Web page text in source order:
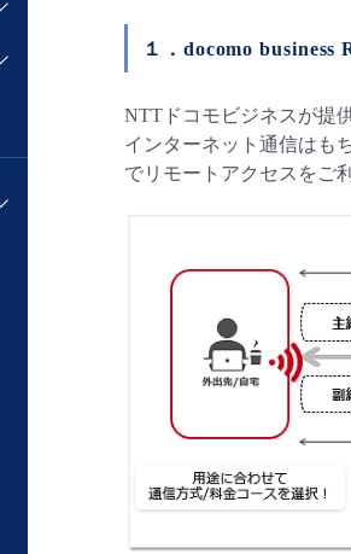
１．docomo
NTTドコモビジネスが提
インターネット通信はも
でリモートアクセスをご